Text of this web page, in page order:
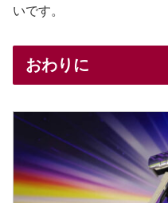
いです。
おわりに